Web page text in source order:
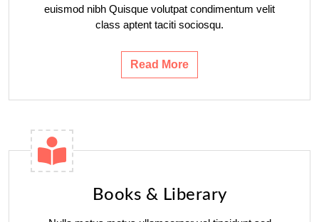
euismod nibh Quisque volutpat condimentum velit
class aptent taciti sociosqu.
Read More
Books & Liberary